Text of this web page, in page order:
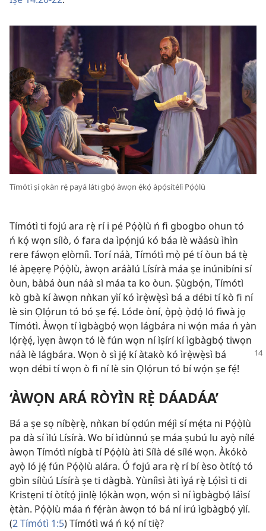
Tímótì ṣí ọkàn rẹ̀ payá láti gbọ́ àwọn ẹ̀kọ́ àpọ́sítélì Pọ́ọ̀lù
Tímótì ti fojú ara rẹ̀ rí i pé Pọ́ọ̀lù ń fi gbogbo ohun tó
ń kọ́ wọn sílò, ó fara da ìpọ́njú kó báa lè wàásù ìhìn
rere fáwọn ẹlòmíì. Torí náà, Tímótì mọ̀ pé tí òun bá tẹ̀
lé àpẹẹrẹ Pọ́ọ̀lù, àwọn aráàlú Lísírà máa ṣe inúnibíni sí
òun, bàbá òun náà sì máa ta ko òun. Ṣùgbọ́n, Tímótì
kò gbà kí àwọn nǹkan yìí kó ìrẹ̀wẹ̀sì bá a débi tí kò fi ní
lè sin Ọlọ́run tó bó ṣe fẹ́. Lóde òní, ọ̀pọ̀ ọ̀dọ́ ló fìwà jọ
Tímótì. Àwọn tí ìgbàgbọ́ wọn lágbára ni wọ́n máa ń yàn
lọ́rẹ̀ẹ́, ìyẹn àwọn tó lè fún wọn ní ìṣírí kí ìgbàgbọ́ tiwọn
náà lè lágbára. Wọn ò sì jẹ́ kíàtakò kó ìrẹ̀wẹ̀sì bá
wọn débi tí wọn ò fi ní lè sin Ọlọ́run tó bí wọ́n ṣe fẹ́!
‘ÀWỌN ARÁ RÒYÌN RẸ̀ DÁADÁA’
Bá a ṣe sọ níbẹ̀rẹ̀, nǹkan bí ọdún méjì sí mẹ́ta ni Pọ́ọ̀lù
pa dà sí ìlú Lísírà. Wo bí ìdùnnú ṣe máa ṣubú lu ayọ̀ nílé
àwọn Tímótì nígbà tí Pọ́ọ̀lù àti Sílà dé sílé wọn. Àkókò
ayọ̀ ló jẹ́ fún Pọ́ọ̀lù alára. Ó fojú ara rẹ̀ rí bí èso òtítọ́ tó
gbìn sílùú Lísírà ṣe ti dàgbà. Yùníìsì àti ìyá rẹ̀ Lọ́ìsì ti di
Kristẹni tí òtítọ́ jinlẹ̀ lọ́kàn wọn, wọ́n sì ní ìgbàgbọ́ láìsí
ẹ̀tàn. Pọ́ọ̀lù máa ń fẹ́ràn àwọn tó bá ní irú ìgbàgbọ́ yìí.
(2 Tímótì 1:5) Tímótì wá ń kọ́ ní tiẹ̀?